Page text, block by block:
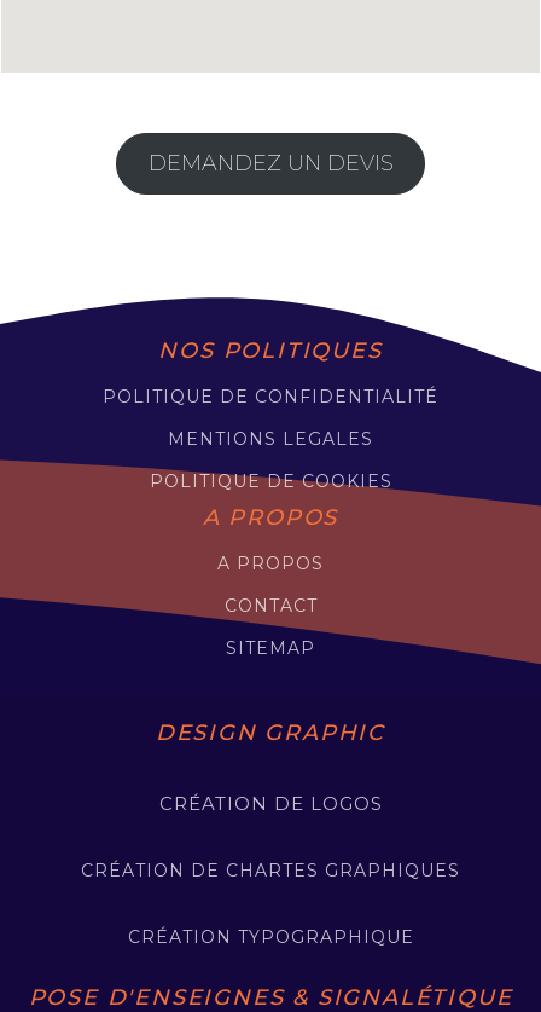
DEMANDEZ UN DEVIS
DESIGN GRAPHIC
CRÉATION DE LOGOS
CRÉATION DE CHARTES GRAPHIQUES
CRÉATION TYPOGRAPHIQUE
POSE D'ENSEIGNES & SIGNALÉTIQUE
NOS POLITIQUES
POLITIQUE DE CONFIDENTIALITÉ
MENTIONS LEGALES
POLITIQUE DE COOKIES
A PROPOS
A PROPOS
CONTACT
SITEMAP